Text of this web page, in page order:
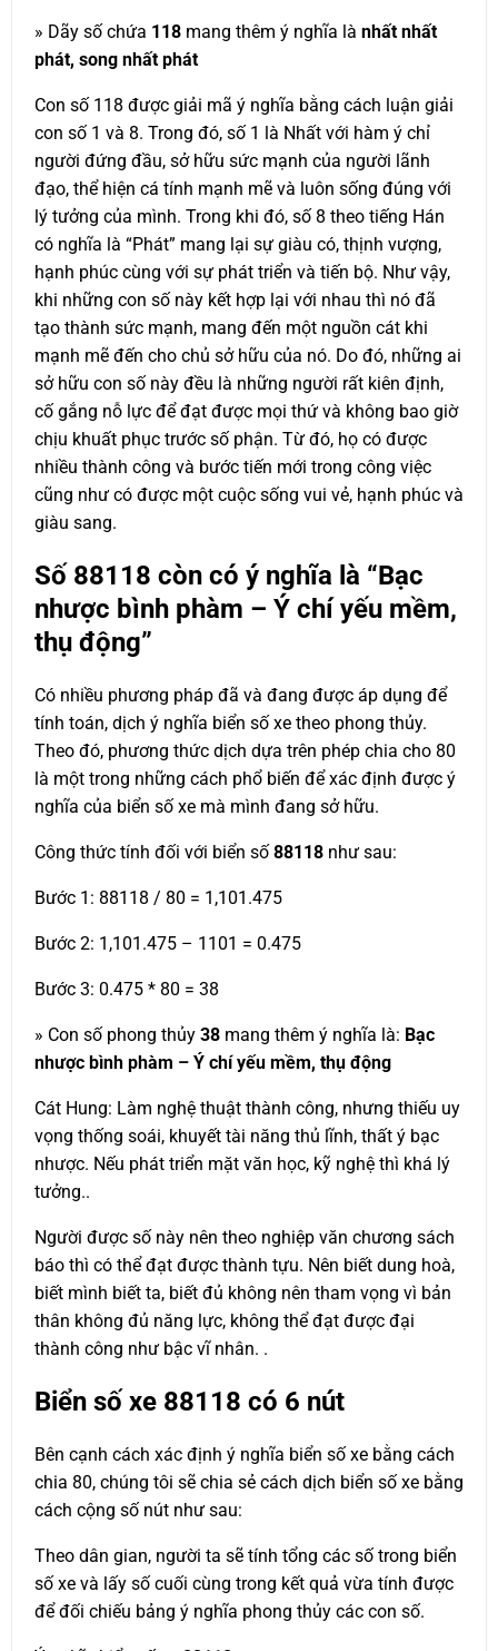
» Dãy số chứa 118 mang thêm ý nghĩa là nhất nhất
phát, song nhất phát
Con số 118 được giải mã ý nghĩa bằng cách luận giải
con số 1 và 8. Trong đó, số 1 là Nhất với hàm ý chỉ
người đứng đầu, sở hữu sức mạnh của người lãnh
đạo, thể hiện cá tính mạnh mẽ và luôn sống đúng với
lý tưởng của mình. Trong khi đó, số 8 theo tiếng Hán
có nghĩa là “Phát” mang lại sự giàu có, thịnh vượng,
hạnh phúc cùng với sự phát triển và tiến bộ. Như vậy,
khi những con số này kết hợp lại với nhau thì nó đã
tạo thành sức mạnh, mang đến một nguồn cát khi
mạnh mẽ đến cho chủ sở hữu của nó. Do đó, những ai
sở hữu con số này đều là những người rất kiên định,
cố gắng nỗ lực để đạt được mọi thứ và không bao giờ
chịu khuất phục trước số phận. Từ đó, họ có được
nhiều thành công và bước tiến mới trong công việc
cũng như có được một cuộc sống vui vẻ, hạnh phúc và
giàu sang.
Số 88118 còn có ý nghĩa là “Bạc
nhược bình phàm – Ý chí yếu mềm,
thụ động”
Có nhiều phương pháp đã và đang được áp dụng để
tính toán, dịch ý nghĩa biển số xe theo phong thủy.
Theo đó, phương thức dịch dựa trên phép chia cho 80
là một trong những cách phổ biến để xác định được ý
nghĩa của biển số xe mà mình đang sở hữu.
Công thức tính đối với biển số88118 như sau:
Bước 1: 88118 / 80 = 1,101.475
Bước 2: 1,101.475 – 1101 = 0.475
Bước 3: 0.475 * 80 = 38
» Con số phong thủy 38 mang thêm ý nghĩa là: Bạc
nhược bình phàm – Ý chí yếu mềm, thụ động
Cát Hung: Làm nghệ thuật thành công, nhưng thiếu uy
vọng thống soái, khuyết tài năng thủ lĩnh, thất ý bạc
nhược. Nếu phát triển mặt văn học, kỹ nghệ thì khá lý
tưởng..
Người được số này nên theo nghiệp văn chương sách
báo thì có thể đạt được thành tựu. Nên biết dung hoà,
biết mình biết ta, biết đủ không nên tham vọng vì bản
thân không đủ năng lực, không thể đạt được đại
thành công như bậc vĩ nhân. .
Biển số xe 88118 có 6 nút
Bên cạnh cách xác định ý nghĩa biển số xe bằng cách
chia 80, chúng tôi sẽ chia sẻ cách dịch biển số xe bằng
cách cộng số nút như sau:
Theo dân gian, người ta sẽ tính tổng các số trong biển
số xe và lấy số cuối cùng trong kết quả vừa tính được
để đối chiếu bảng ý nghĩa phong thủy các con số.